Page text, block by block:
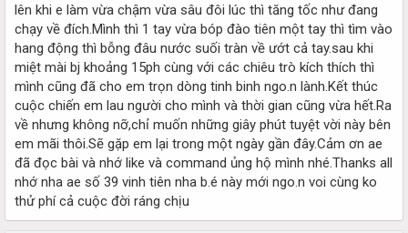
lên khi e làm vừa chậm vừa sâu đôi lúc thì tăng tốc như đang
chạy về đích.Mình thì 1 tay vừa bóp đào tiên một tay thì tìm vào
hang động thì bỗng đâu nước suối tràn về ướt cả tay.sau khi
miệt mài bj khoảng 15ph cùng với các chiêu trò kích thích thì
mình cũng đã cho em trọn dòng tinh binh ngo.n lành.Kết thúc
cuộc chiến em lau người cho mình và thời gian cũng vừa hết.Ra
về nhưng không nỡ,chỉ muốn những giây phút tuyệt vời này bên
em mãi thôi.Sẽ gặp em lại trong một ngày gần đây.Cảm ơn ae
đã đọc bài và nhớ like và command ủng hộ mình nhé.Thanks all
nhớ nha ae số 39 vinh tiên nha b.é này mới ngo.n voi cùng ko
thử phí cả cuộc đời ráng chịu